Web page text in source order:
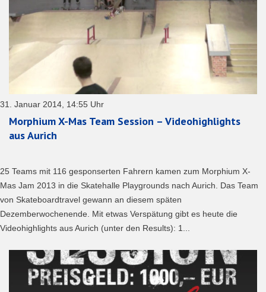
31. Januar 2014, 14:55 Uhr
Morphium X-Mas Team Session – Videohighlights
aus Aurich
25 Teams mit 116 gesponserten Fahrern kamen zum Morphium X-
Mas Jam 2013 in die Skatehalle Playgrounds nach Aurich. Das Team
von Skateboardtravel gewann an diesem späten
Dezemberwochenende. Mit etwas Verspätung gibt es heute die
Videohighlights aus Aurich (unter den Results): 1...